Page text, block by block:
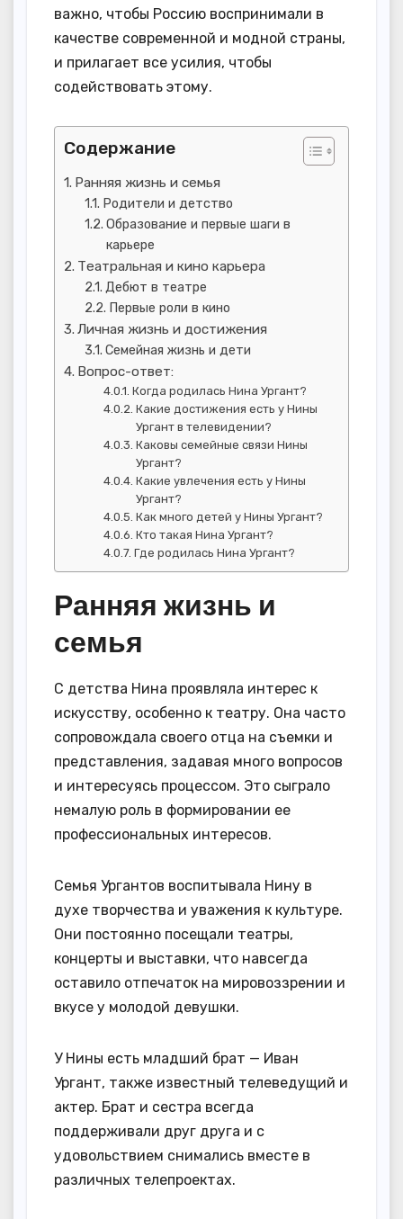
важно, чтобы Россию воспринимали в
качестве современной и модной страны,
и прилагает все усилия, чтобы
содействовать этому.
Содержание
Ранняя жизнь и семья
Родители и детство
Образование и первые шаги в
карьере
Театральная и кино карьера
Дебют в театре
Первые роли в кино
Личная жизнь и достижения
Семейная жизнь и дети
Вопрос-ответ:
Когда родилась Нина Ургант?
Какие достижения есть у Нины
Ургант в телевидении?
Каковы семейные связи Нины
Ургант?
Какие увлечения есть у Нины
Ургант?
Как много детей у Нины Ургант?
Кто такая Нина Ургант?
Где родилась Нина Ургант?
Ранняя жизнь и
семья
С детства Нина проявляла интерес к
искусству, особенно к театру. Она часто
сопровождала своего отца на съемки и
представления, задавая много вопросов
и интересуясь процессом. Это сыграло
немалую роль в формировании ее
профессиональных интересов.
Семья Ургантов воспитывала Нину в
духе творчества и уважения к культуре.
Они постоянно посещали театры,
концерты и выставки, что навсегда
оставило отпечаток на мировоззрении и
вкусе у молодой девушки.
У Нины есть младший брат — Иван
Ургант, также известный телеведущий и
актер. Брат и сестра всегда
поддерживали друг друга и с
удовольствием снимались вместе в
различных телепроектах.